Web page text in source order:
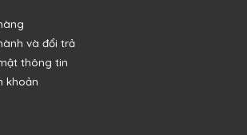
và đổi trả
thông tin
khoản